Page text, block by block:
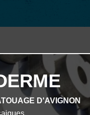
D'AVIGNON